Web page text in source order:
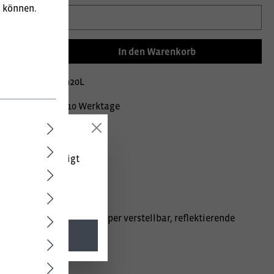
In den Warenkorb
020002357920L
Lieferzeit ca. 10 Werktage
Bund mit Kordel Stopper verstellbar, reflektierende
(netto) angezeigt